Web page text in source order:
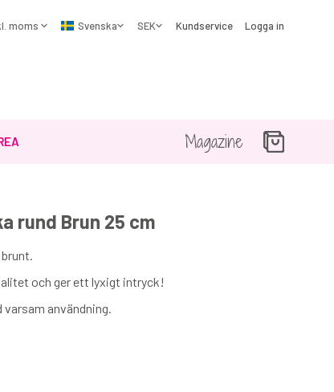
Kundservice Logga in
Magazine
rund Brun 25 cm
och ger ett lyxigt intryck!
varsam användning.